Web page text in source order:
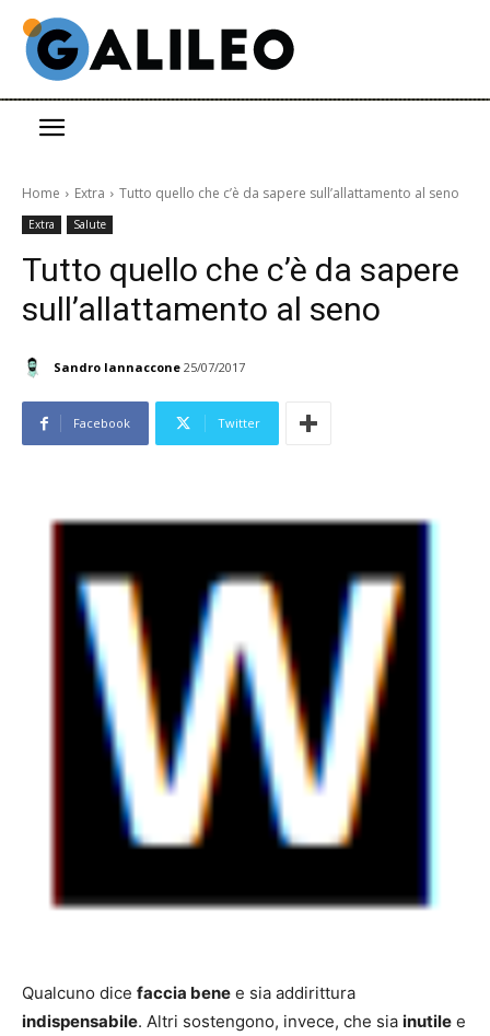
Home Extra Tutto quello che c’è da sapere sull’allattamento al seno
Extra Salute
Tutto quello che c’è da sapere
sull’allattamento al seno
Sandro Iannaccone 25/07/2017
Facebook Twitter
Qualcuno dice faccia bene e sia addirittura
indispensabile. Altri sostengono, invece, che sia inutile e